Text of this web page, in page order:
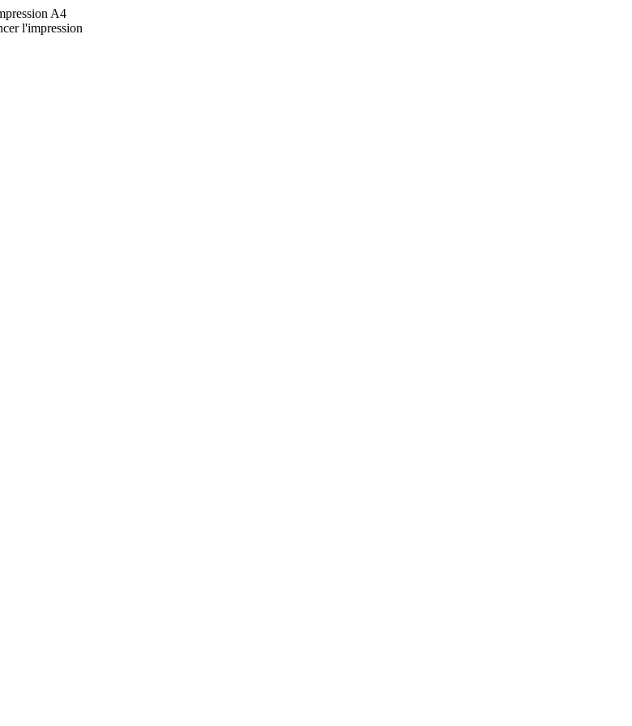
A4
l'impression